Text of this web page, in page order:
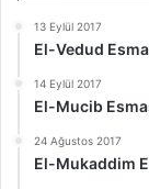
13 Eylül 2017
El-Vedud
14 Eylül 2017
El-Mucib
24 Ağustos 2017
El-Mukaddim